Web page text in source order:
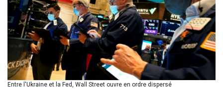
BMD 1
BND 1.280355
BOB 12.127059
BRL 5.121102
BSD 0.998525
BTN 94.928527
BWP 13.540594
BYN 2.95324
Entre l'Ukraine et la Fed, Wall Street ouvre en ordre dispersé